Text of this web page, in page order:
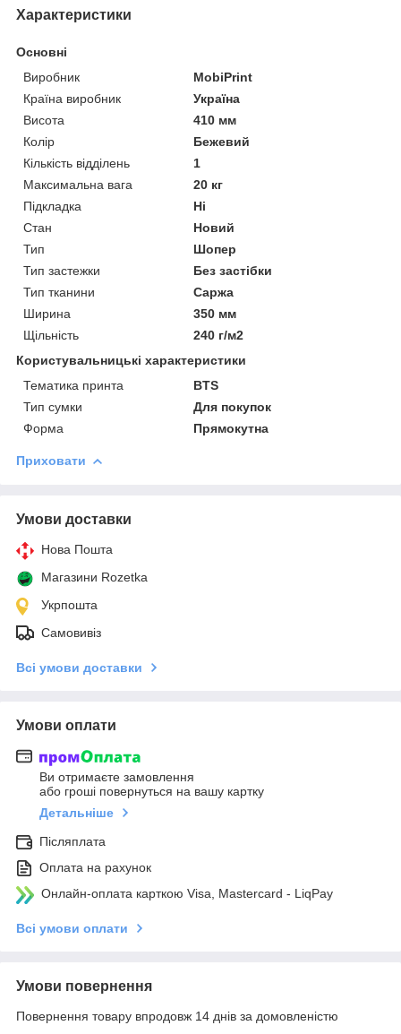
Характеристики
Основні
Виробник
MobiPrint
Країна виробник
Україна
Висота
410 мм
Колір
Бежевий
Кількість відділень
1
Максимальна вага
20 кг
Підкладка
Ні
Стан
Новий
Тип
Шопер
Тип застежки
Без застібки
Тип тканини
Саржа
Ширина
350 мм
Щільність
240 г/м2
Користувальницькі характеристики
Тематика принта
BTS
Тип сумки
Для покупок
Форма
Прямокутна
Приховати
Умови доставки
Нова Пошта
Магазини Rozetka
Укрпошта
Самовивіз
Всі умови доставки
Умови оплати
Ви отримаєте замовлення
або гроші повернуться на вашу картку
Детальніше
Післяплата
Оплата на рахунок
Онлайн-оплата карткою Visa, Mastercard - LiqPay
Всі умови оплати
Умови повернення
Повернення товару впродовж 14 днів за домовленістю